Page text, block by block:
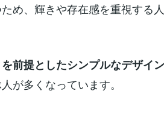
め、輝きや存在感を重視する
前提としたシンプルなデザイ
が多くなっています。